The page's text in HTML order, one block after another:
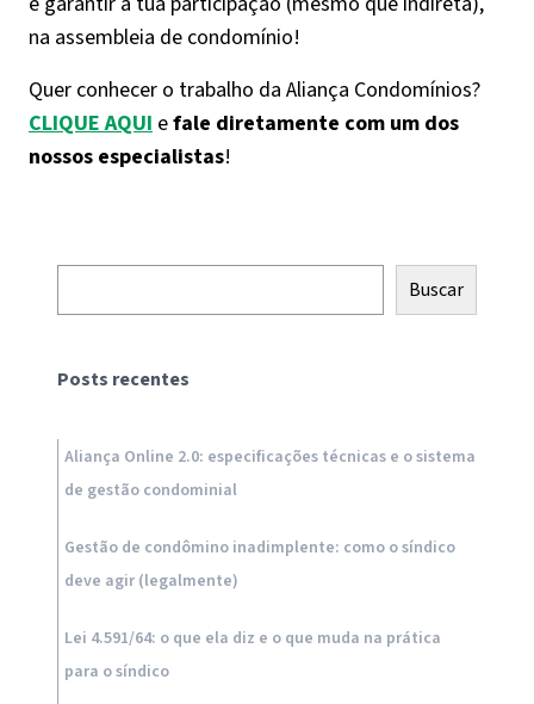
na assembleia de condomínio!
Quer conhecer o trabalho da Aliança Condomínios?
CLIQUE AQUI efale diretamente com um dos
nossos especialistas!
Buscar
Posts recentes
Aliança Online 2.0: especificações técnicas e o sistema
de gestão condominial
Gestão de condômino inadimplente: como o síndico
deve agir (legalmente)
Lei 4.591/64: o que ela diz e o que muda na prática
para o síndico